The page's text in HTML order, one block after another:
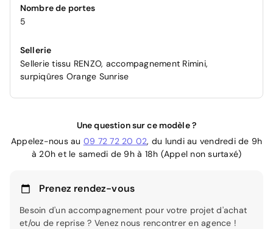
Nombre de portes
5
Sellerie
Sellerie tissu RENZO, accompagnement Rimini,
surpiqûres Orange Sunrise
Une question sur ce modèle ?
Appelez-nous au 09 72 72 20 02, du lundi au vendredi de 9h
à 20h et le samedi de 9h à 18h (Appel non surtaxé)
Prenez rendez-vous
Besoin d'un accompagnement pour votre projet d'achat
et/ou de reprise ? Venez nous rencontrer en agence !